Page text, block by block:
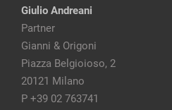
Giulio Andreani
Partner
Gianni & Origoni
Piazza Belgioioso, 2
20121 Milano
P +39 02 763741